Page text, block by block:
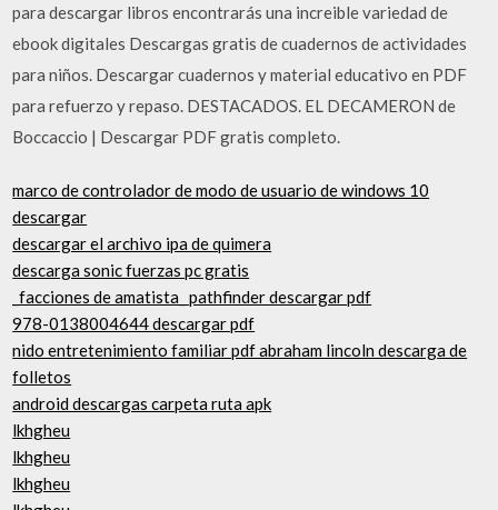
para descargar libros encontrarás una increible variedad de
ebook digitales Descargas gratis de cuadernos de actividades
para niños. Descargar cuadernos y material educativo en PDF
para refuerzo y repaso. DESTACADOS. EL DECAMERON de
Boccaccio | Descargar PDF gratis completo.
marco de controlador de modo de usuario de windows 10
descargar
descargar el archivo ipa de quimera
descarga sonic fuerzas pc gratis
_facciones de amatista_ pathfinder descargar pdf
978-0138004644 descargar pdf
nido entretenimiento familiar pdf abraham lincoln descarga de
folletos
android descargas carpeta ruta apk
lkhgheu
lkhgheu
lkhgheu